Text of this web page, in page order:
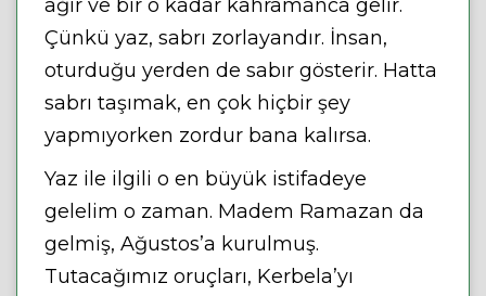
ağır ve bir o kadar kahramanca gelir.
Çünkü yaz, sabrı zorlayandır. İnsan,
oturduğu yerden de sabır gösterir. Hatta
sabrı taşımak, en çok hiçbir şey
yapmıyorken zordur bana kalırsa.
Yaz ile ilgili o en büyük istifadeye
gelelim o zaman. Madem Ramazan da
gelmiş, Ağustos’a kurulmuş.
Tutacağımız oruçları, Kerbela’yı